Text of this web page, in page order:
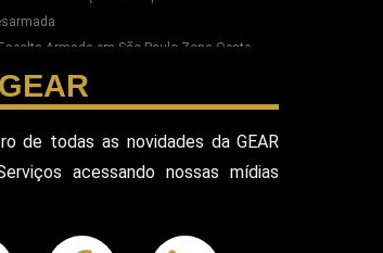
Armada em São Paulo Zona Oeste
em SP
Para Eventos
Pessoal Vip
Seguranca Vip
de todas as novidades da GEAR
acessando nossas mídias